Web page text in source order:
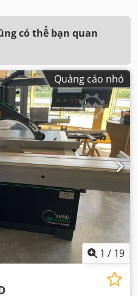
có thể bạn quan
Quảng cáo nhỏ
1 / 19